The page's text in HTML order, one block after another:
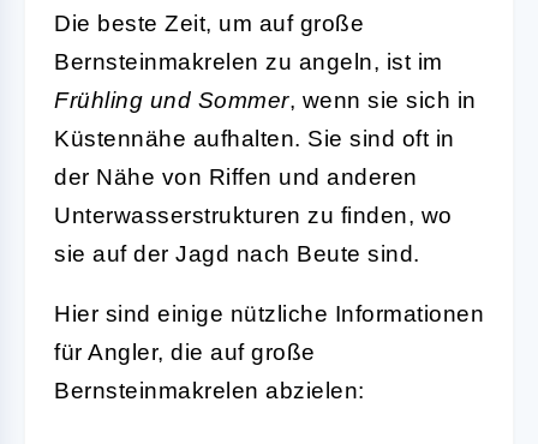
Die beste Zeit, um auf große
Bernsteinmakrelen zu angeln, ist im
Frühling und Sommer, wenn sie sich in
Küstennähe aufhalten. Sie sind oft in
der Nähe von Riffen und anderen
Unterwasserstrukturen zu finden, wo
sie auf der Jagd nach Beute sind.
Hier sind einige nützliche Informationen
für Angler, die auf große
Bernsteinmakrelen abzielen: